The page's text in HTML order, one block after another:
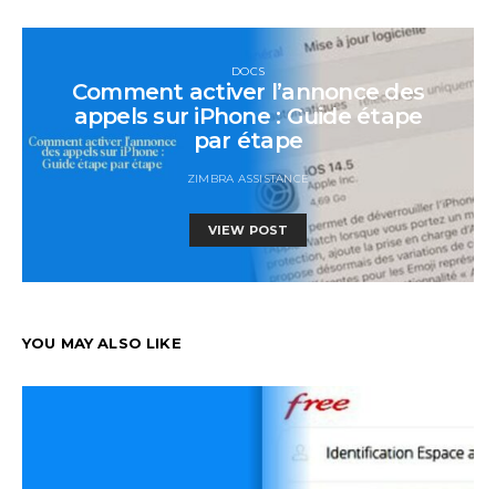
DOCS
Comment activer l’annonce des
appels sur iPhone : Guide étape
par étape
ZIMBRA ASSISTANCE
VIEW POST
YOU MAY ALSO LIKE